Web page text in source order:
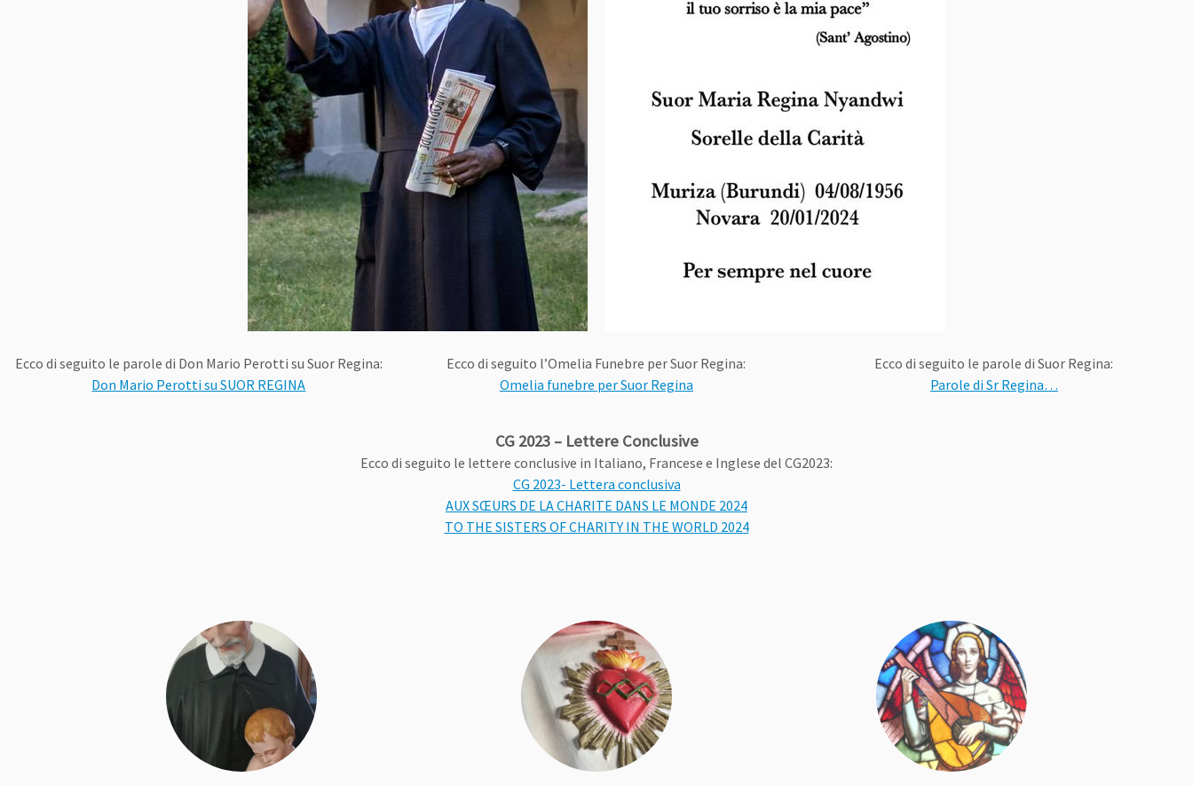
Ecco di seguito le parole di Don Mario Perotti su Suor Regina:
Don Mario Perotti su SUOR REGINA
Ecco di seguito l’Omelia Funebre per Suor Regina:
Omelia funebre per Suor Regina
Ecco di seguito le parole di Suor Regina:
Parole di Sr Regina…
CG 2023 – Lettere Conclusive
Ecco di seguito le lettere conclusive in Italiano, Francese e Inglese del CG2023:
CG 2023- Lettera conclusiva
AUX SŒURS DE LA CHARITE DANS LE MONDE 2024
TO THE SISTERS OF CHARITY IN THE WORLD 2024